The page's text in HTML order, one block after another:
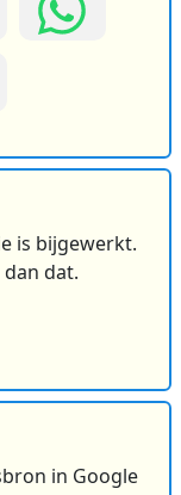
is bijgewerkt.
dat.
in Google